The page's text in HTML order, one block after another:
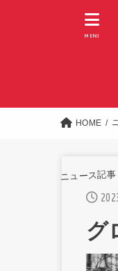
MENU
HOME
ニュース記事
グ